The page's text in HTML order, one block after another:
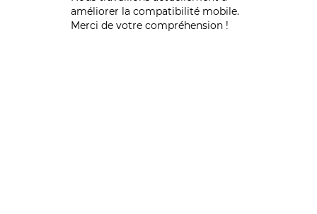
améliorer la compatibilité mobile.
Merci de votre compréhension !